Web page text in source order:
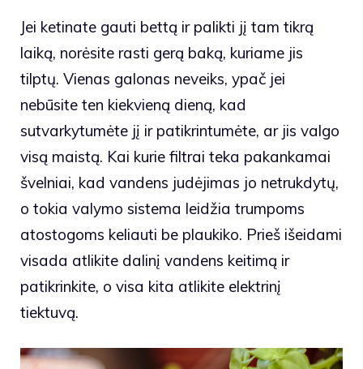
Jei ketinate gauti bettą ir palikti jį tam tikrą
laiką, norėsite rasti gerą baką, kuriame jis
tilptų. Vienas galonas neveiks, ypač jei
nebūsite ten kiekvieną dieną, kad
sutvarkytumėte jį ir patikrintumėte, ar jis valgo
visą maistą. Kai kurie filtrai teka pakankamai
švelniai, kad vandens judėjimas jo netrukdytų,
o tokia valymo sistema leidžia trumpoms
atostogoms keliauti be plaukiko. Prieš išeidami
visada atlikite dalinį vandens keitimą ir
patikrinkite, o visa kita atlikite elektrinį
tiektuvą.